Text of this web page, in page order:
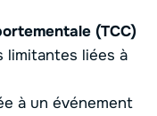
(TCC)
limitantes liées à
à un événement